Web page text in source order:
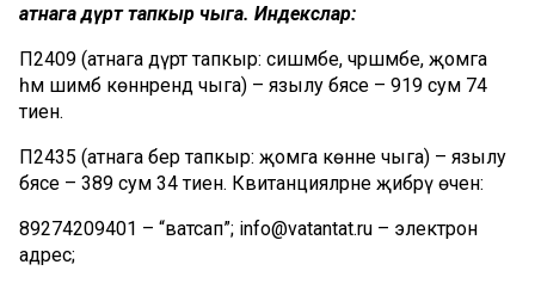
атнага дүрт тапкыр чыга. Индекслар:
П2409 (атнага дүрт тапкыр: сишәмбе, чәршәмбе, җомга
һәм шимбә көннәрендә чыга) – язылу бәясе – 919 сум 74
тиен.
П2435 (атнага бер тапкыр: җомга көнне чыга) – язылу
бәясе – 389 сум 34 тиен. Квитанцияләрне җибәрү өчен:
89274209401 – “ватсап”; info@vatantat.ru – электрон
адрес;